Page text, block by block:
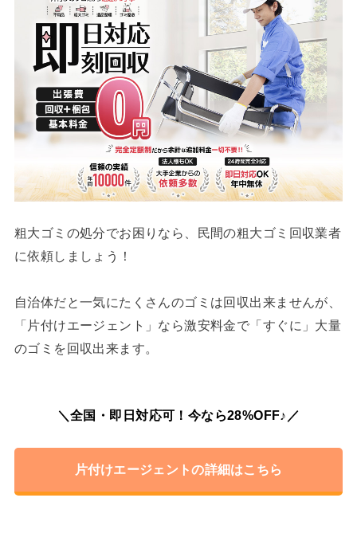
粗大ゴミの処分でお困りなら、民間の粗大ゴミ回収業者
に依頼しましょう！
自治体だと一気にたくさんのゴミは回収出来ませんが、
「片付けエージェント」なら激安料金で「すぐに」大量
のゴミを回収出来ます。
＼全国・即日対応可！今なら28%OFF♪／
片付けエージェントの詳細はこちら